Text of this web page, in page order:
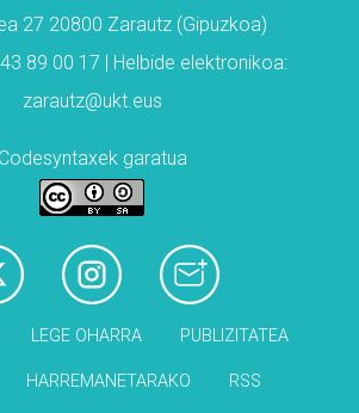
27 20800 Zarautz (Gipuzkoa)
89 00 17 | Helbide elektronikoa:
zarautz@ukt.eus
Codesyntaxek garatua
LEGE OHARRA PUBLIZITATEA
HARREMANETARAKO RSS